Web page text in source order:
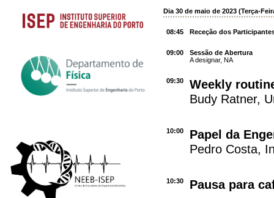
Dia 30 de maio de 2023 (Terça-
08:45 Receção dos
09:00
Sessão de Abertura
A designar, NA
09:30
Weekly
Budy Ratner,
10:00
Papel da
Pedro Costa,
10:30 Pausa para